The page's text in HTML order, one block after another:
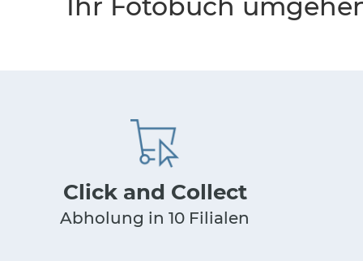
Click and Collect
Abholung in 10 Filialen